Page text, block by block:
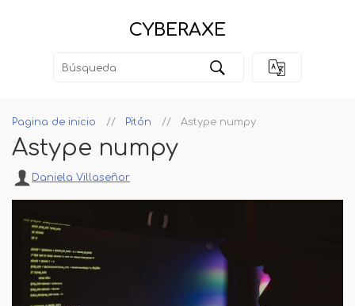
CYBERAXE
Pagina de inicio Pitón Astype numpy
Astype numpy
Daniela Villaseñor